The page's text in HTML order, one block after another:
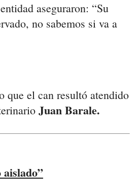
aseguraron: “Su
no sabemos si va a
que el can resultó atendido
Juan Barale.
aislado”